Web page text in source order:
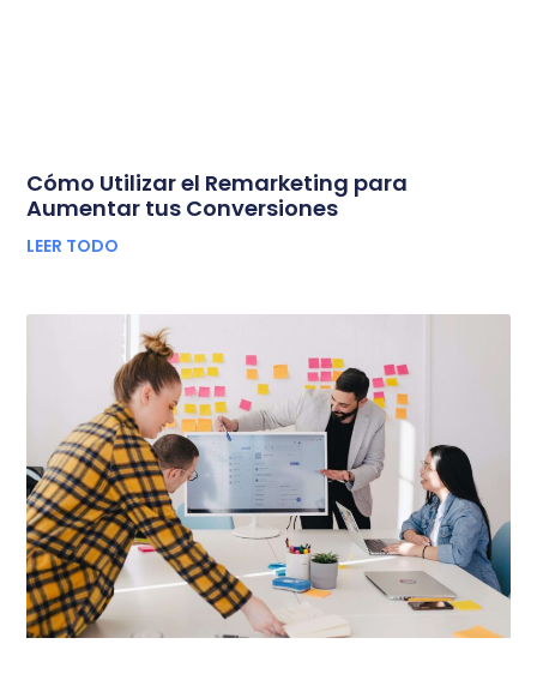
Cómo Utilizar el Remarketing para
Aumentar tus Conversiones
LEER TODO